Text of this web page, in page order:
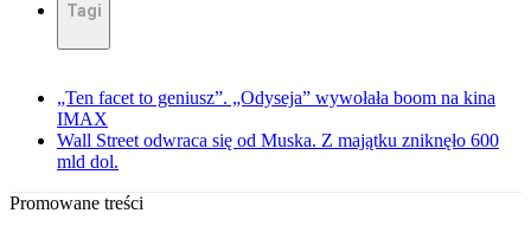
Tagi
„Ten facet to geniusz”. „Odyseja” wywołała boom na kina
IMAX
Wall Street odwraca się od Muska. Z majątku zniknęło 600
mld dol.
Promowane treści